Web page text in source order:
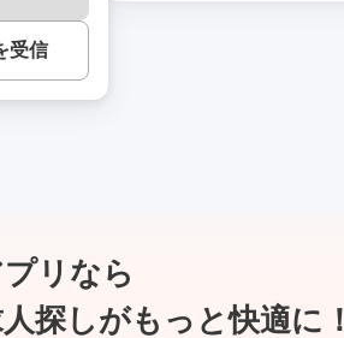
受信
リなら
探しがもっと快適に！